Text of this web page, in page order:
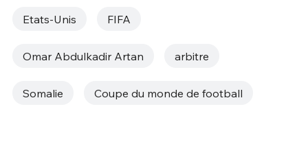
Etats-Unis FIFA
Omar Abdulkadir Artan arbitre
Somalie Coupe du monde de football